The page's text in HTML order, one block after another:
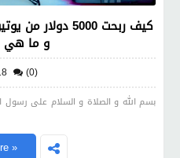
كيف ربحت 5000
و ما هي
(0)
بسم الله و الصلاة و السلام على
»